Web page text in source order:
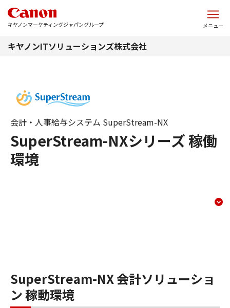
キヤノンマーケティングジャパングループ メニュー
キヤノンITソリューションズ株式会社
SuperStream-NXシリーズ 稼働
環境
会計・人事給与システム SuperStream-NX
SuperStream-NX 会計ソリューショ
ン 稼動環境